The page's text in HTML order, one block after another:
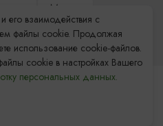
Музеи
его взаимодействия с
файлы cookie. Продолжая
использование cookie-файлов.
cookie в настройках Вашего
персональных данных.